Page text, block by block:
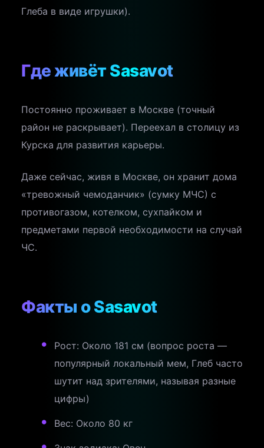
Глеба в виде игрушки).
Где живёт Sasavot
Постоянно проживает в Москве (точный
район не раскрывает). Переехал в столицу из
Курска для развития карьеры.
Даже сейчас, живя в Москве, он хранит дома
«тревожный чемоданчик» (сумку МЧС) с
противогазом, котелком, сухпайком и
предметами первой необходимости на случай
ЧС.
Факты о Sasavot
Рост: Около 181 см (вопрос роста —
популярный локальный мем, Глеб часто
шутит над зрителями, называя разные
цифры)
Вес: Около 80 кг